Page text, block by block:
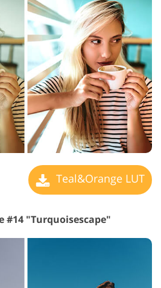
Teal&Orange LUT
#14 "Turquoisescape"